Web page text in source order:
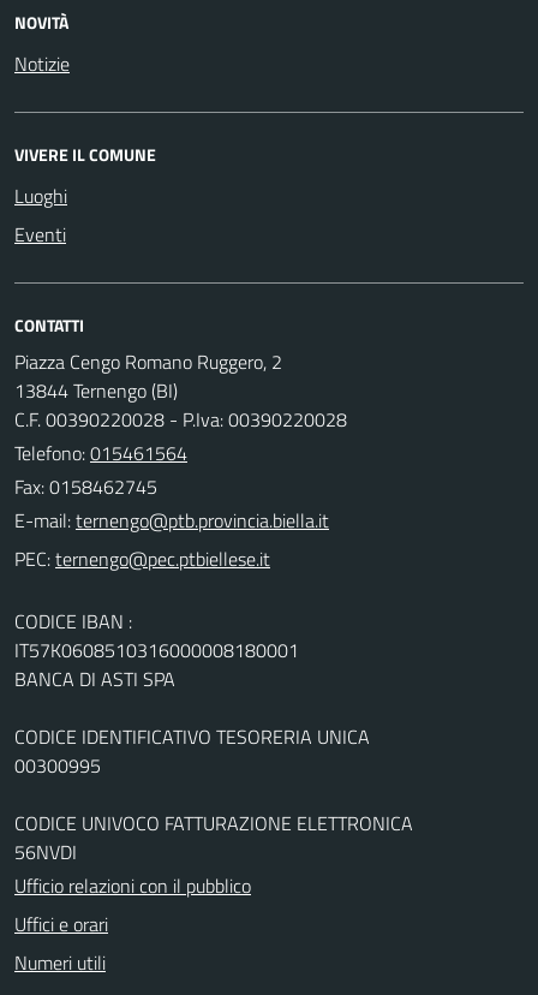
NOVITÀ
Notizie
VIVERE IL COMUNE
Luoghi
Eventi
CONTATTI
Piazza Cengo Romano Ruggero, 2
13844 Ternengo (BI)
C.F. 00390220028 - P.Iva: 00390220028
Telefono:015461564
Fax: 0158462745
E-mail:
PEC:
CODICE IBAN :
IT57K0608510316000008180001
BANCA DI ASTI SPA
CODICE IDENTIFICATIVO TESORERIA UNICA
00300995
CODICE UNIVOCO FATTURAZIONE ELETTRONICA
56NVDI
Ufficio relazioni con il pubblico
Uffici e orari
Numeri utili